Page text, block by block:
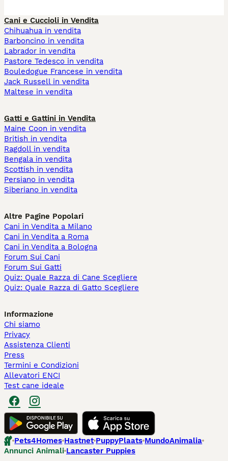
Cani e Cuccioli in Vendita
Chihuahua in vendita
Barboncino in vendita
Labrador in vendita
Pastore Tedesco in vendita
Bouledogue Francese in vendita
Jack Russell in vendita
Maltese in vendita
Gatti e Gattini in Vendita
Maine Coon in vendita
British in vendita
Ragdoll in vendita
Bengala in vendita
Scottish in vendita
Persiano in vendita
Siberiano in vendita
Altre Pagine Popolari
Cani in Vendita a Milano
Cani in Vendita a Roma
Cani in Vendita a Bologna
Forum Sui Cani
Forum Sui Gatti
Quiz: Quale Razza di Cane Scegliere
Quiz: Quale Razza di Gatto Scegliere
Informazione
Chi siamo
Privacy
Assistenza Clienti
Press
Termini e Condizioni
Allevatori ENCI
Test cane ideale
Pets4Homes Hastnet PuppyPlaats MundoAnimalia
Annunci Animali Lancaster Puppies